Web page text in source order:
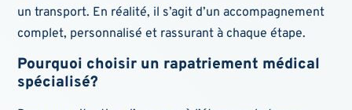
un transport. En réalité, il s’agit d’un accompagnement
complet, personnalisé et rassurant à chaque étape.
Pourquoi choisir un rapatriement médical
spécialisé?